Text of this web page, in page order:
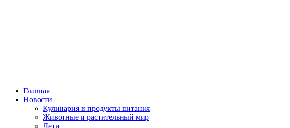
Главная
Новости
Кулинария и продукты питания
Животные и растительный мир
Дети